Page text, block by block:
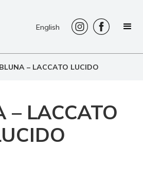
English
BLUNA – LACCATO LUCIDO
– LACCATO